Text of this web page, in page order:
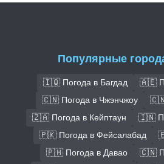
Популярные
🇮🇶 Погода в Багдад
🇦🇪
🇨🇳 Погода в Чжэнчжоу
🇨🇳
🇿🇦 Погода в Кейптаун
🇮🇳
🇵🇰 Погода в Фейсалабад
🇵🇭 Погода в Давао
🇨🇳